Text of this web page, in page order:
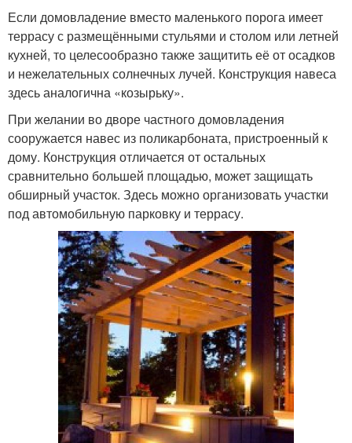
Если домовладение вместо маленького порога имеет
террасу с размещёнными стульями и столом или летней
кухней, то целесообразно также защитить её от осадков
и нежелательных солнечных лучей. Конструкция навеса
здесь аналогична «козырьку».
При желании во дворе частного домовладения
сооружается навес из поликарбоната, пристроенный к
дому. Конструкция отличается от остальных
сравнительно большей площадью, может защищать
обширный участок. Здесь можно организовать участки
под автомобильную парковку и террасу.